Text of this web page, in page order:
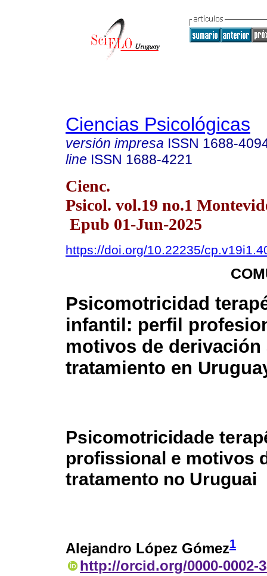
Ciencias Psicológicas
versión impresa ISSN 1688-
line ISSN 1688-4221
Cienc.
Psicol. vol.19 no.1
Epub 01-Jun-2025
https://doi.org/10.22235/
Psicomotricidad
infantil: perfil
motivos de derivación
tratamiento en
Psicomotricidade
profissional e motivos
tratamento no Uruguai
Alejandro López Gómez1
http://orcid.org/0000-0002-